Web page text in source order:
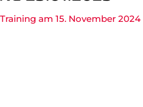
am 15. November 2024
Chronik